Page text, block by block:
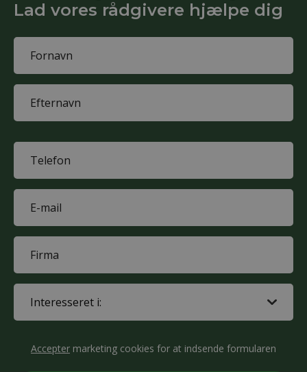
Lad vores rådgivere hjælpe dig
(Påkrævet)
First
name
name
(Påkrævet)
mail
(Påkrævet)
(Påkrævet)
(Påkrævet)
Accepter marketing cookies for at indsende formularen